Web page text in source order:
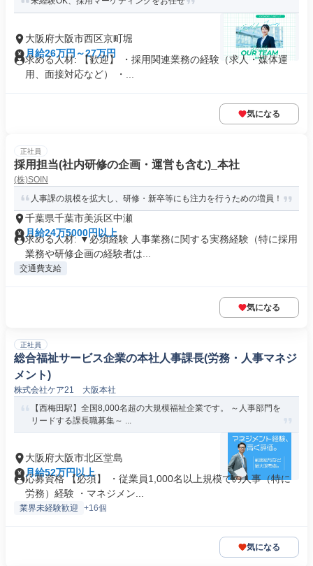
大阪府大阪市西区京町堀
月給26万円～27万円
求める人材: 【歓迎】 ・採用関連業務の経験（求人・媒体運
用、面接対応など） ・...
気になる
正社員
採用担当(社内研修の企画・運営も含む)_本社
(株)SOIN
人事課の規模を拡大し、研修・新卒等にも注力を行うための増員！
千葉県千葉市美浜区中瀬
月給24万5000円以上
求める人材: ▼必須経験 人事業務に関する実務経験（特に採用
業務や研修企画の経験者は...
交通費支給
気になる
正社員
総合福祉サービス企業の本社人事課長(労務・人事マネジ
メント)
株式会社ケア21 大阪本社
【西梅田駅】全国8,000名超の大規模福祉企業です。 ～人事部門を
リードする課長職募集～ ...
大阪府大阪市北区堂島
月給52万円以上
応募資格 【必須】 ・従業員1,000名以上規模での人事（特に
労務）経験 ・マネジメン...
業界未経験歓迎 +16個
気になる